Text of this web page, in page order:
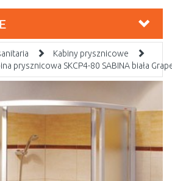
Kabiny prysznicowe
prysznicowa SKCP4-80 SABINA biała